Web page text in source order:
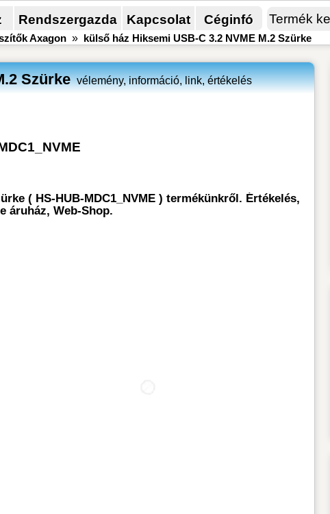
Rendszergazda Kapcsolat Céginfó
Axagon» külső ház Hiksemi USB-C 3.2 NVME M.2 Szürke
Szürke vélemény, információ, link, értékelés
( HS-HUB-MDC1_NVME ) termékünkről. Értékelés,
áruház, Web-Shop.